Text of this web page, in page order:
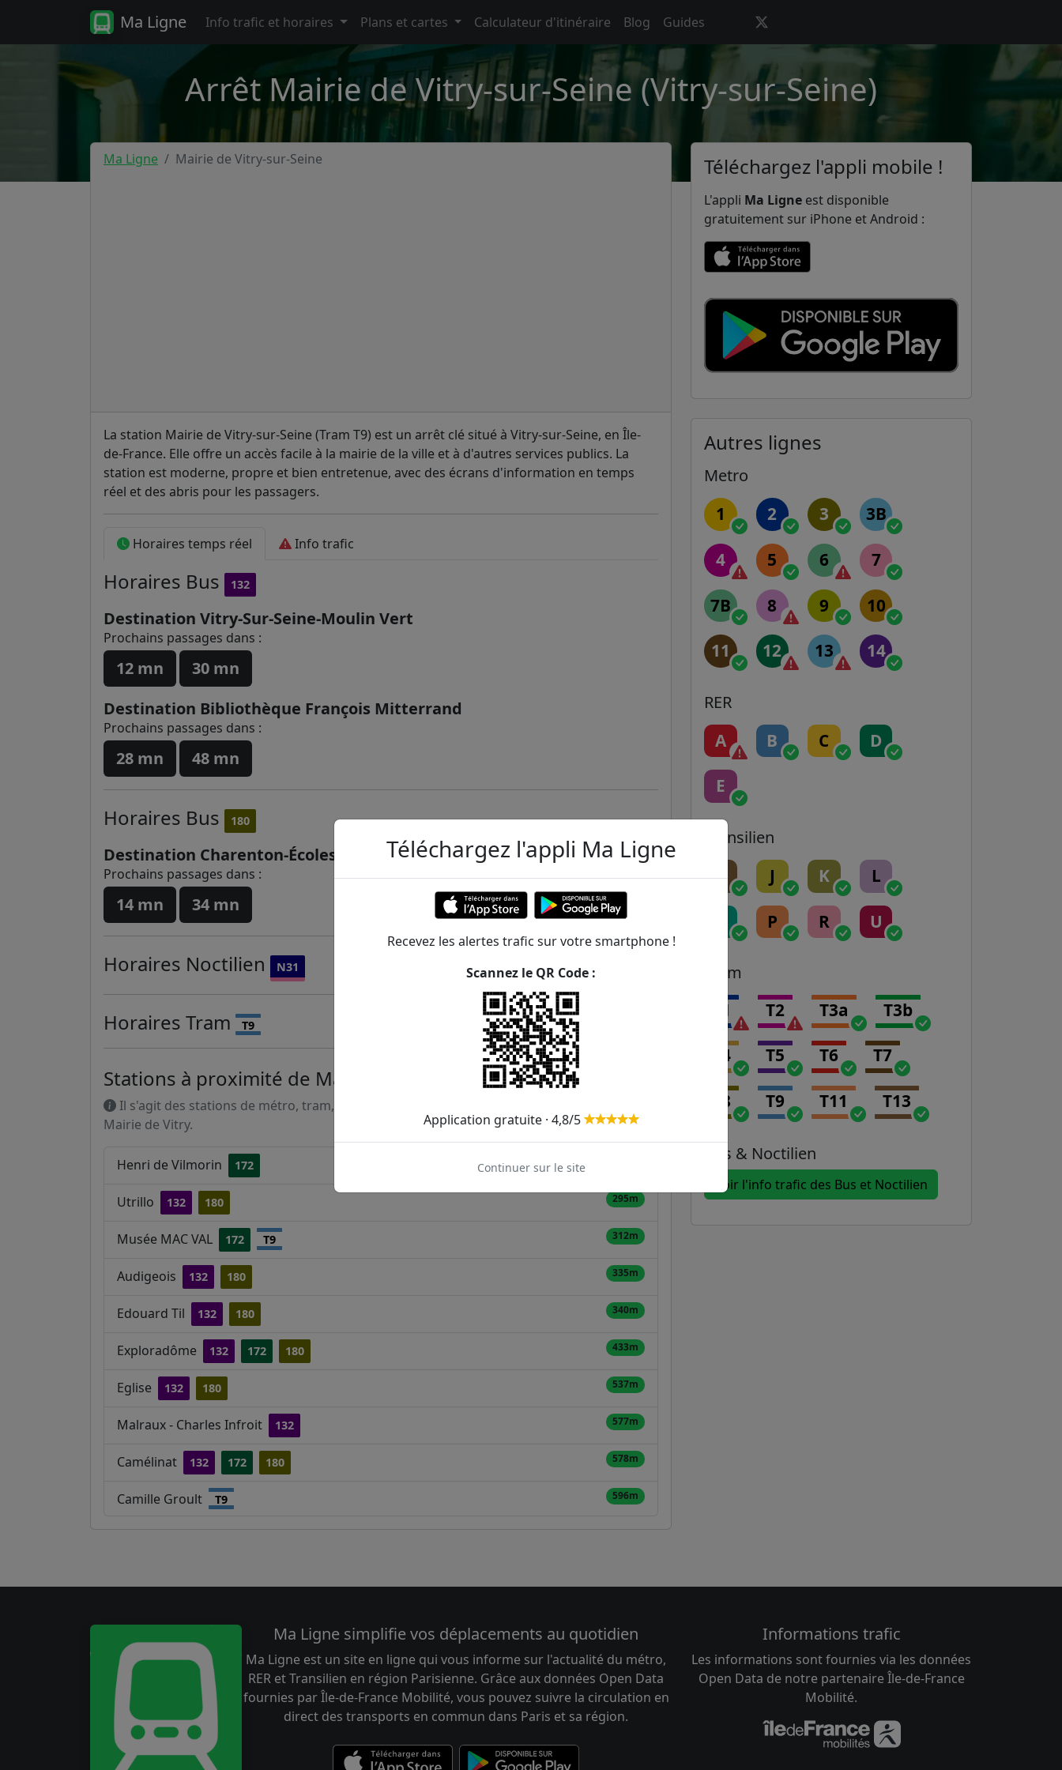
Ma Ligne Info trafic et horaires Plans et cartes Calculateur d'itinéraire Blog Guides
Arrêt Mairie de Vitry-sur-Seine (Vitry-sur-Seine)
Ma Ligne Mairie de Vitry-sur-Seine
La station Mairie de Vitry-sur-Seine (Tram T9) est un arrêt clé situé à Vitry-sur-Seine, en Île-
de-France. Elle offre un accès facile à la mairie de la ville et à d'autres services publics. La
station est moderne, propre et bien entretenue, avec des écrans d'information en temps
réel et des abris pour les passagers.
Horaires temps réel Info trafic
Horaires Bus 132
Destination Vitry-Sur-Seine-Moulin Vert
Prochains passages dans :
12 mn
30 mn
Destination Bibliothèque François Mitterrand
Prochains passages dans :
28 mn 48 mn
Horaires Bus 180
Destination Charenton-Écoles
Prochains passages dans :
14 mn 34 mn
Horaires Noctilien N31
Horaires Tram T9
Stations à proximité de Mairie de Vitry-sur-Seine
Il s'agit des stations de métro, tram, RER et transilien situées à moins de 1km du tram
Mairie de Vitry.
Henri de Vilmorin 172
Utrillo 132 180 295m
Musée MAC VAL 172 T9 312m
Audigeois 132 180 335m
Edouard Til 132 180 340m
Exploradôme 132 172 180 433m
Eglise 132 180 537m
Malraux - Charles Infroit 132 577m
Camélinat 132 172 180 578m
Camille Groult T9 596m
Téléchargez l'appli mobile !
L'appli Ma Ligne est disponible
gratuitement sur iPhone et Android :
Autres lignes
Metro
1 2 3 3B
4 5 6 7
7B 8 9 10
11 12 13 14
RER
A B C D
E
Transilien
H J K L
P R U
Tram
T1 T2 T3a T3b
T4 T5 T6 T7
T8 T9 T11 T13
Bus & Noctilien
Voir l'info trafic des Bus et Noctilien
Ma Ligne simplifie vos déplacements au quotidien
Ma Ligne est un site en ligne qui vous informe sur l'actualité du métro,
RER et Transilien en région Parisienne. Grâce aux données Open Data
fournies par Île-de-France Mobilité, vous pouvez suivre la circulation en
direct des transports en commun dans Paris et sa région.
Informations trafic
Les informations sont fournies via les données
Open Data de notre partenaire Île-de-France
Mobilité.
Téléchargez l'appli Ma Ligne
Recevez les alertes trafic sur votre smartphone !
Scannez le QR Code :
Application gratuite · 4,8/5
Continuer sur le site